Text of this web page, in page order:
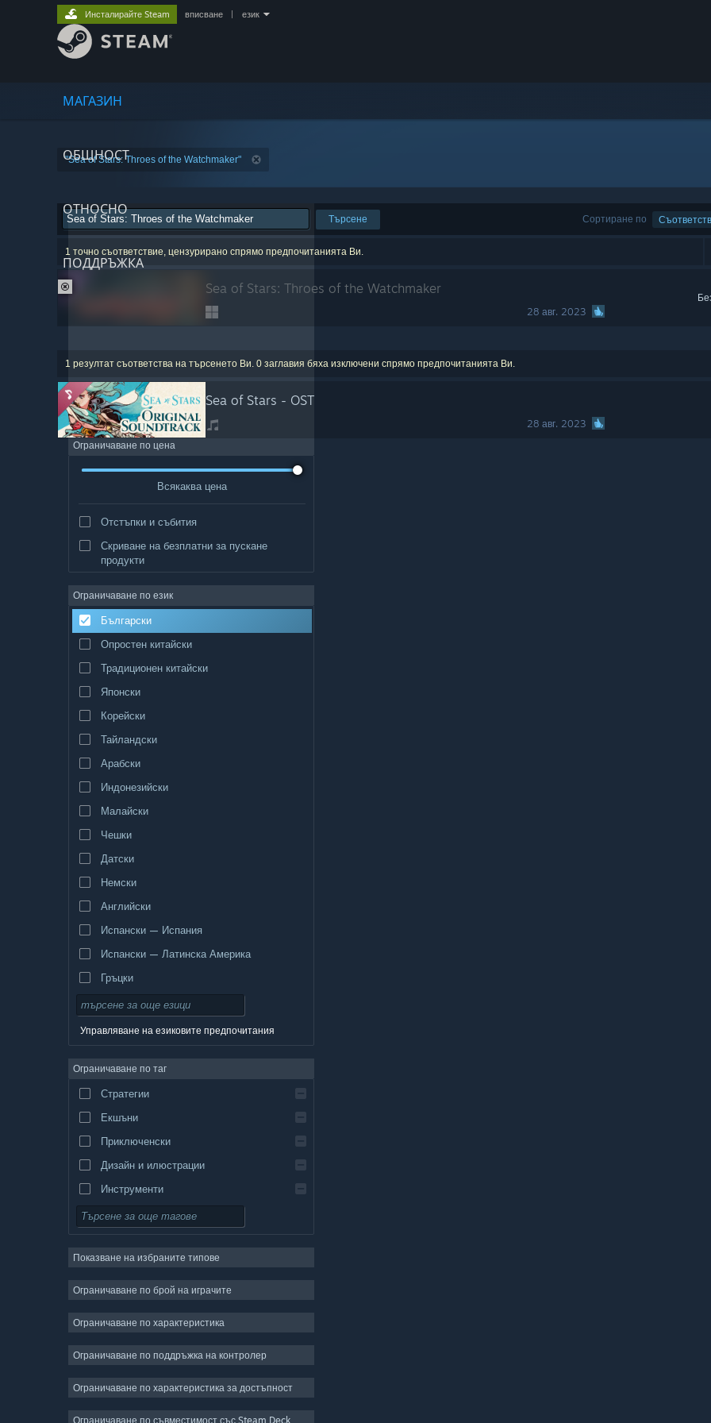
МАГАЗИН
ОБЩНОСТ
ОТНОСНО
ПОДДРЪЖКА
Инсталирайте Steam вписване език
"Sea of Stars: Throes of the Watchmaker"
Сортиране по
Търсене
1 точно съответствие, цензурирано спрямо предпочитанията Ви.
Sea of Stars: Throes of the Watchmaker
28 авг. 2023
ИЗКЛЮЧЕНО ОТ ПРЕДПОЧИТАНИЯТА
1 резултат съответства на търсенето Ви. 0 заглавия бяха изключени спрямо предпочитанията Ви.
Sea of Stars - OST
28 авг. 2023
Ограничаване по цена
Всякаква цена
Отстъпки и събития
Скриване на безплатни за пускане
продукти
Ограничаване по език
Български
Опростен китайски
Традиционен китайски
Японски
Корейски
Тайландски
Арабски
Индонезийски
Малайски
Чешки
Датски
Немски
Английски
Испански — Испания
Испански — Латинска Америка
Гръцки
Управляване на езиковите предпочитания
Ограничаване по таг
Стратегии
Екшъни
Приключенски
Дизайн и илюстрации
Инструменти
Безплатни за пускане
Масивни мрежови
Независими
Неангажиращи
Симулации
Показване на избраните типове
Ограничаване по брой на играчите
Ограничаване по характеристика
Ограничаване по поддръжка на контролер
Ограничаване по характеристика за достъпност
Ограничаване по съвместимост със Steam Deck